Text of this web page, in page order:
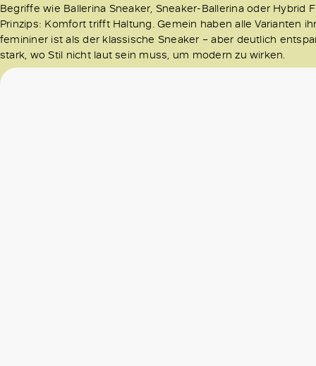
Begriffe wie Ballerina Sneaker, Sneaker-Ballerina oder
Prinzips: Komfort trifft Haltung. Gemein haben alle Varianten
femininer ist als der klassische Sneaker – aber deutlich
stark, wo Stil nicht laut sein muss, um modern zu wirken.